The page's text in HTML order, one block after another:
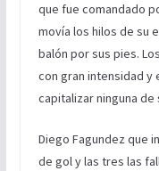
que fue comandado
movía los hilos de su
balón por sus pies.
con gran intensidad y
capitalizar ninguna
Diego Fagundez que
de gol y las tres las